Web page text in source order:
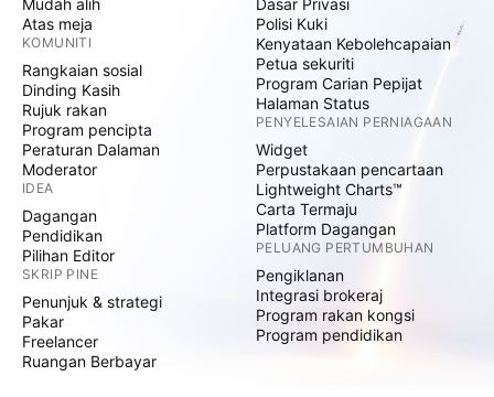
Mudah alih
Atas meja
KOMUNITI
Rangkaian sosial
Dinding Kasih
Rujuk rakan
Program pencipta
Peraturan Dalaman
Moderator
IDEA
Dagangan
Pendidikan
Pilihan Editor
SKRIP PINE
Penunjuk & strategi
Pakar
Freelancer
Ruangan Berbayar
Dasar Privasi
Polisi Kuki
Kenyataan Kebolehcapaian
Petua sekuriti
Program Carian Pepijat
Halaman Status
PENYELESAIAN PERNIAGAAN
Widget
Perpustakaan pencartaan
Lightweight Charts™
Carta Termaju
Platform Dagangan
PELUANG PERTUMBUHAN
Pengiklanan
Integrasi brokeraj
Program rakan kongsi
Program pendidikan